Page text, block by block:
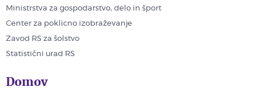
Ministrstva za gospodarstvo, delo in šport
Center za poklicno izobraževanje
Zavod RS za šolstvo
Statistični urad RS
Domov